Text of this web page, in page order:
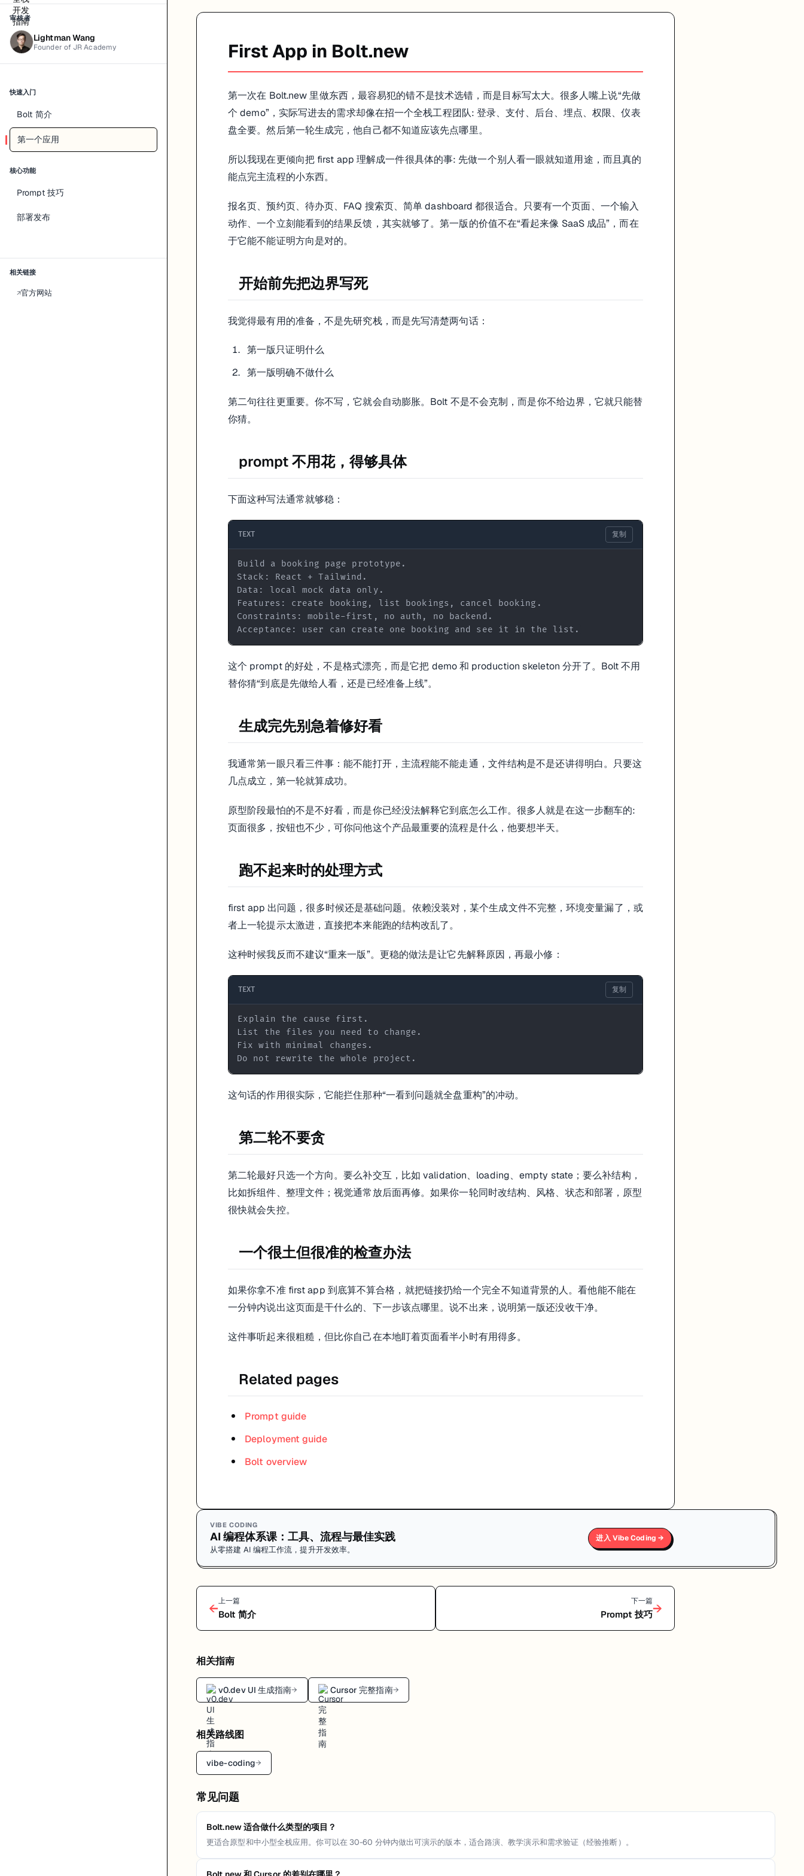
下面这种写法通常就够稳：
Build a booking page prototype.
Stack: React + Tailwind.
Data: local mock data only.
Constraints: mobile-first, no auth, no backend.
这个 prompt 的好处，不是格式漂亮，而是它把 demo 和 production skeleton 分开了。Bolt 不用替你猜“到底是先做给人看，还是已经准备上线”。
生成完先别急着修好看
我通常第一眼只看三件事：能不能打开，主流程能不能走通，文件结构是不是还讲得明白。只要这几点成立，第一轮就算成功。
原型阶段最怕的不是不好看，而是你已经没法解释它到底怎么工作。很多人就是在这一步翻车的: 页面很多，按钮也不少，可你问他这个产品最重要的流程是什么，他要想半天。
跑不起来时的处理方式
first app 出问题，很多时候还是基础问题。依赖没装对，某个生成文件不完整，环境变量漏了，或者上一轮提示太激进，直接把本来能跑的结构改乱了。
这种时候我反而不建议“重来一版”。更稳的做法是让它先解释原因，再最小修：
Explain the cause first.
这句话的作用很实际，它能拦住那种“一看到问题就全盘重构”的冲动。
第二轮最好只选一个方向。要么补交互，比如 validation、loading、empty state；要么补结构，比如拆组件、整理文件；视觉通常放后面再修。如果你一轮同时改结构、风格、状态和部署，原型很快就会失控。
如果你拿不准 first app 到底算不算合格，就把链接扔给一个完全不知道背景的人。看他能不能在一分钟内说出这页面是干什么的、下一步该点哪里。说不出来，说明第一版还没收干净。
审核者
Lightman Wang
Founder of JR Academy
快速入门
Bolt 简介
第一个应用
核心功能
Prompt 技巧
部署发布
相关链接
↗官方网站
First App in Bolt.new
第一次在 Bolt.new 里做东西，最容易犯的错不是技术选错，而是目标写太大。很多人嘴上说“先做
个 demo”，实际写进去的需求却像在招一个全栈工程团队: 登录、支付、后台、埋点、权限、仪表
盘全要。然后第一轮生成完，他自己都不知道应该先点哪里。
所以我现在更倾向把 first app 理解成一件很具体的事: 先做一个别人看一眼就知道用途，而且真的
能点完主流程的小东西。
报名页、预约页、待办页、FAQ 搜索页、简单 dashboard 都很适合。只要有一个页面、一个输入
动作、一个立刻能看到的结果反馈，其实就够了。第一版的价值不在“看起来像 SaaS 成品”，而在
于它能不能证明方向是对的。
开始前先把边界写死
我觉得最有用的准备，不是先研究栈，而是先写清楚两句话：
第一版只证明什么
第一版明确不做什么
第二句往往更重要。你不写，它就会自动膨胀。Bolt 不是不会克制，而是你不给边界，它就只能替
你猜。
prompt 不用花，得够具体
下面这种写法通常就够稳：
TEXT 复制
Acceptance: user can create one booking and see it in the list.
这个 prompt 的好处，不是格式漂亮，而是它把 demo 和 production skeleton 分开了。Bolt 不用
替你猜“到底是先做给人看，还是已经准备上线”。
生成完先别急着修好看
我通常第一眼只看三件事：能不能打开，主流程能不能走通，文件结构是不是还讲得明白。只要这
几点成立，第一轮就算成功。
原型阶段最怕的不是不好看，而是你已经没法解释它到底怎么工作。很多人就是在这一步翻车的:
页面很多，按钮也不少，可你问他这个产品最重要的流程是什么，他要想半天。
跑不起来时的处理方式
first app 出问题，很多时候还是基础问题。依赖没装对，某个生成文件不完整，环境变量漏了，或
者上一轮提示太激进，直接把本来能跑的结构改乱了。
这种时候我反而不建议“重来一版”。更稳的做法是让它先解释原因，再最小修：
TEXT 复制
Do not rewrite the whole project.
这句话的作用很实际，它能拦住那种“一看到问题就全盘重构”的冲动。
第二轮不要贪
第二轮最好只选一个方向。要么补交互，比如 validation、loading、empty state；要么补结构，
比如拆组件、整理文件；视觉通常放后面再修。如果你一轮同时改结构、风格、状态和部署，原型
很快就会失控。
一个很土但很准的检查办法
如果你拿不准 first app 到底算不算合格，就把链接扔给一个完全不知道背景的人。看他能不能在
一分钟内说出这页面是干什么的、下一步该点哪里。说不出来，说明第一版还没收干净。
这件事听起来很粗糙，但比你自己在本地盯着页面看半小时有用得多。
Related pages
Prompt guide
Deployment guide
Bolt overview
VIBE CODING
AI 编程体系课：工具、流程与最佳实践
从零搭建 AI 编程工作流，提升开发效率。
进入 Vibe Coding →
←上一篇
Bolt 简介
下一篇
Prompt 技巧→
相关指南
v0.dev UI 生成指南→ Cursor 完整指南→
相关路线图
vibe-coding→
常见问题
Bolt.new 适合做什么类型的项目？
更适合原型和中小型全栈应用。你可以在 30-60 分钟内做出可演示的版本，适合路演、教学演示和需求验证（经验推断）。